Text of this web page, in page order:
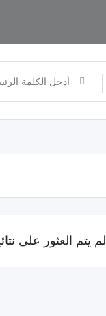
لم يتم العثور على